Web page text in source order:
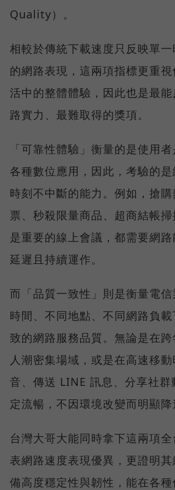
Quality）。
相較於傳統下載速度只反映單
的網路表現，這兩項指標更重
活中的整體體驗，因此也是最
路實力、最難取得的獎項。
「可靠性體驗」衡量的是使用
各種數位應用，因此，考驗的
時刻不中斷的能力。例如，搶
票、秒殺限量商品、超商結帳
是重要的線上會議，都需要網
延遲且持續運作。
而「品質一致性」則是衡量電
時間、不同地點、不同網路負
致的網路服務品質。無論是在
人潮密集場域，或是在高速移
音、傳送 LINE 訊息、分享社群
定流暢，不因環境改變而明顯降
台灣大哥大能同時拿下這兩項
表網路速度表現優異，更證明
備高度穩定性與韌性，能在各